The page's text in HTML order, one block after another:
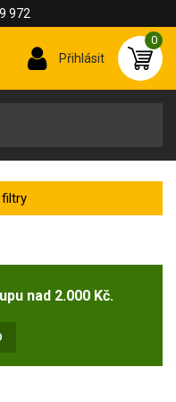
972
Přihlásit
0
nad 2.000 Kč.